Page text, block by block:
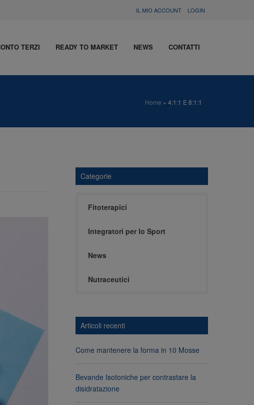
IL MIO ACCOUNT LOGIN
TERZI READY TO MARKET NEWS CONTATTI
Home » 4:1:1 E 8:1:1
Categorie
Fitoterapici
Integratori per lo Sport
News
Nutraceutici
Articoli recenti
Come mantenere la forma in 10 Mosse
Bevande Isotoniche per contrastare la
disidratazione